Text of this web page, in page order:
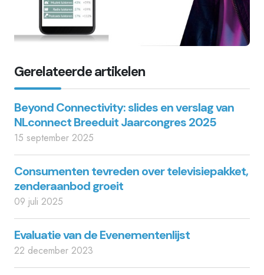
Gerelateerde artikelen
Beyond Connectivity: slides en verslag van
NLconnect Breeduit Jaarcongres 2025
15 september 2025
Consumenten tevreden over televisiepakket,
zenderaanbod groeit
09 juli 2025
Evaluatie van de Evenementenlijst
22 december 2023